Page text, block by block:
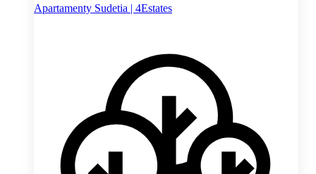
Apartamenty Sudetia | 4Estates